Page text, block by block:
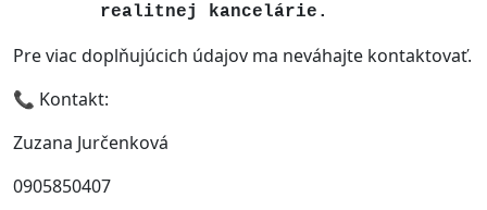
realitnej kancelárie.
Pre viac doplňujúcich údajov ma neváhajte kontaktovať.
📞 Kontakt:
Zuzana Jurčenková
0905850407